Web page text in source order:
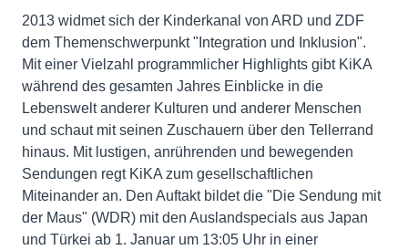
2013 widmet sich der Kinderkanal von ARD und ZDF
dem Themenschwerpunkt "Integration und Inklusion".
Mit einer Vielzahl programmlicher Highlights gibt KiKA
während des gesamten Jahres Einblicke in die
Lebenswelt anderer Kulturen und anderer Menschen
und schaut mit seinen Zuschauern über den Tellerrand
hinaus. Mit lustigen, anrührenden und bewegenden
Sendungen regt KiKA zum gesellschaftlichen
Miteinander an. Den Auftakt bildet die "Die Sendung mit
der Maus" (WDR) mit den Auslandspecials aus Japan
und Türkei ab 1. Januar um 13:05 Uhr in einer